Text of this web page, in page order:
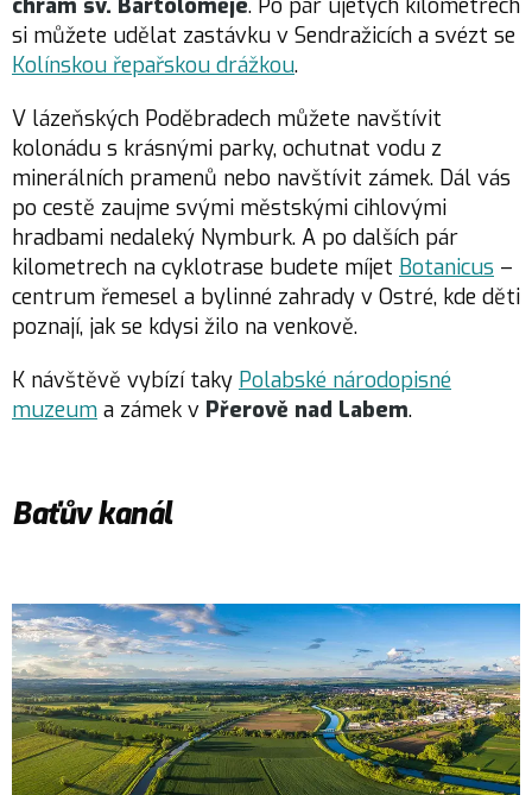
chrám sv. Bartoloměje. Po pár ujetých kilometrech
si můžete udělat zastávku v Sendražicích a svézt se
Kolínskou řepařskou drážkou.
V lázeňských Poděbradech můžete navštívit
kolonádu s krásnými parky, ochutnat vodu z
minerálních pramenů nebo navštívit zámek. Dál vás
po cestě zaujme svými městskými cihlovými
hradbami nedaleký Nymburk. A po dalších pár
kilometrech na cyklotrase budete míjet Botanicus –
centrum řemesel a bylinné zahrady v Ostré, kde děti
poznají, jak se kdysi žilo na venkově.
K návštěvě vybízí taky Polabské národopisné
muzeum a zámek v Přerově nad Labem.
Baťův kanál